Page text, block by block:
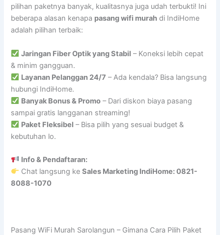
pilihan paketnya banyak, kualitasnya juga udah terbukti! Ini
beberapa alasan kenapa pasang wifi murah di IndiHome
adalah pilihan terbaik:
Jaringan Fiber Optik yang Stabil – Koneksi lebih cepat
& minim gangguan.
Layanan Pelanggan 24/7 – Ada kendala? Bisa langsung
hubungi IndiHome.
Banyak Bonus & Promo – Dari diskon biaya pasang
sampai gratis langganan streaming!
Paket Fleksibel – Bisa pilih yang sesuai budget &
kebutuhan lo.
Info & Pendaftaran:
Chat langsung keSales Marketing IndiHome: 0821-
8088-1070
Pasang WiFi Murah Sarolangun – Gimana Cara Pilih Paket